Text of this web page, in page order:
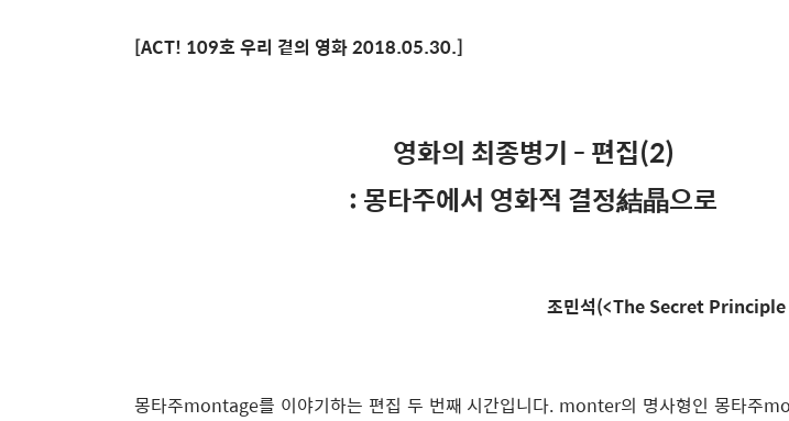
[ACT! 109호 우리 곁의 영화 2018.05.30.]
영화의 최종병기 - 편집(2)
: 몽타주에서 영화적 결정結晶으로
조민석(<The Secret
몽타주montage를 이야기하는 편집 두 번째 시간입니다. monter의 명사형인 몽타주